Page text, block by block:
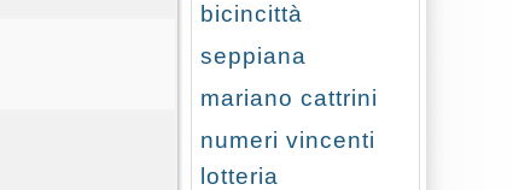
bicincittà
seppiana
mariano cattrini
numeri vincenti
lotteria